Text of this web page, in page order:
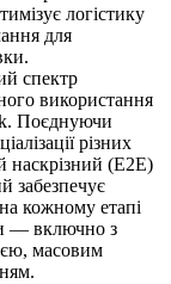
логістику
для
спектр
використання
Поєднуючи
різних
наскрізний (E2E)
забезпечує
на кожному етапі
— включно з
масовим